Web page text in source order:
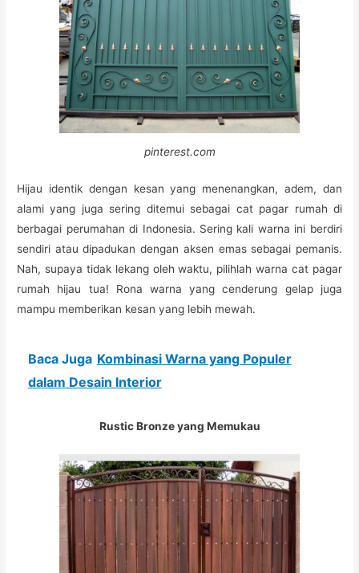
pinterest.com
Hijau identik dengan kesan yang menenangkan, adem, dan
alami yang juga sering ditemui sebagai cat pagar rumah di
berbagai perumahan di Indonesia. Sering kali warna ini berdiri
sendiri atau dipadukan dengan aksen emas sebagai pemanis.
Nah, supaya tidak lekang oleh waktu, pilihlah warna cat pagar
rumah hijau tua! Rona warna yang cenderung gelap juga
mampu memberikan kesan yang lebih mewah.
Baca Juga Kombinasi Warna yang Populer
dalam Desain Interior
Rustic Bronze yang Memukau